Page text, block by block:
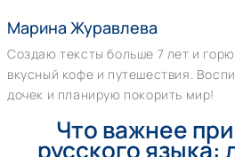
Марина Журавлева
Создаю тексты больше 7 лет и
вкусный кофе и путешествия.
дочек и планирую покорить мир!
Что важнее
русского языка: